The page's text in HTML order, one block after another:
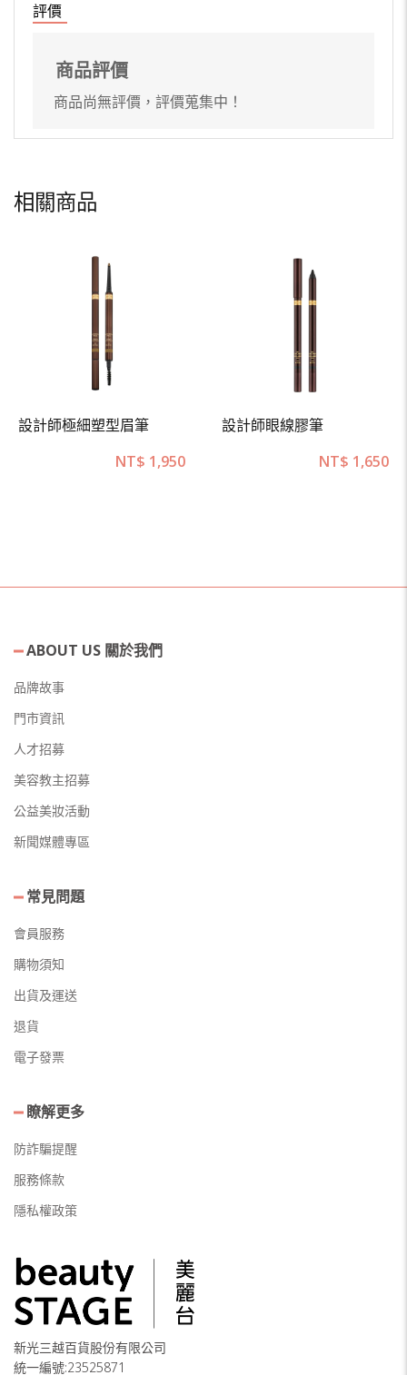
評價
商品評價
商品尚無評價，評價蒐集中！
相關商品
設計師極細塑型眉筆
NT$ 1,950
設計師眼線膠筆
NT$ 1,650
ABOUT US 關於我們
品牌故事
門市資訊
人才招募
美容教主招募
公益美妝活動
新聞媒體專區
常見問題
會員服務
購物須知
出貨及運送
退貨
電子發票
瞭解更多
防詐騙提醒
服務條款
隱私權政策
新光三越百貨股份有限公司
統一編號:23525871